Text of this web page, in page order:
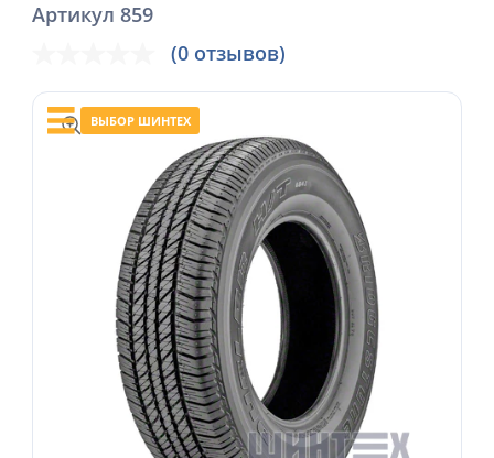
Артикул 859
(0 отзывов)
ВЫБОР ШИНТЕХ